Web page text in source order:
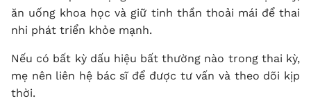
ăn uống khoa học và giữ tinh thần thoải mái để thai
nhi phát triển khỏe mạnh.
Nếu có bất kỳ dấu hiệu bất thường nào trong thai kỳ,
mẹ nên liên hệ bác sĩ để được tư vấn và theo dõi kịp
thời.